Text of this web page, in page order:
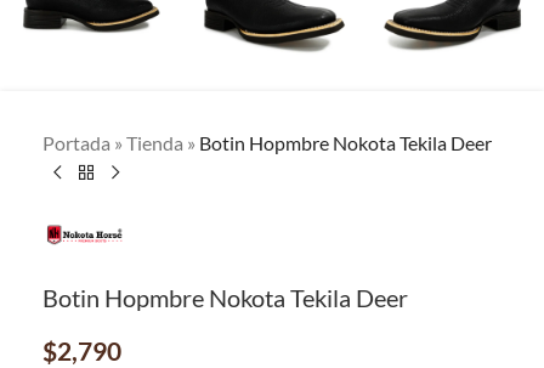
Portada » Tienda » Botin Hopmbre Nokota Tekila Deer
Botin Hopmbre Nokota Tekila Deer
$2,790